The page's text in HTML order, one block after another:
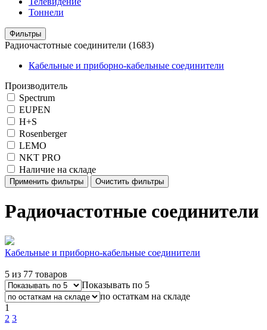
Тоннели
Фильтры
Радиочастотные соединители (1683)
Кабельные и приборно-кабельные соединители
Производитель
Spectrum
EUPEN
H+S
Rosenberger
LEMO
NKT PRO
Наличие на складе
Применить фильтры Очистить фильтры
Радиочастотные соединители
Кабельные и приборно-кабельные соединители
5 из 77 товаров
Показывать по 5
по остаткам на складе
1
2 3